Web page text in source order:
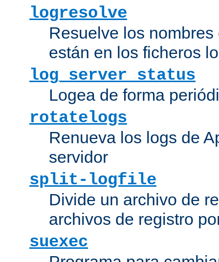
logresolve
Resuelve los
están en los ficheros
log_server_status
Logea de forma
rotatelogs
Renueva los logs de
servidor
split-logfile
Divide un archivo de
archivos de registro
suexec